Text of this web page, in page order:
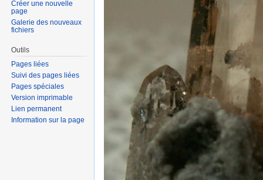
Créer une nouvelle
page
Galerie des nouveaux
fichiers
Outils
Pages liées
Suivi des pages liées
Pages spéciales
Version imprimable
Lien permanent
Information sur la page